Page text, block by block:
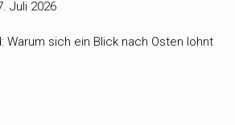
Juli 2026
Warum sich ein Blick nach Osten lohnt